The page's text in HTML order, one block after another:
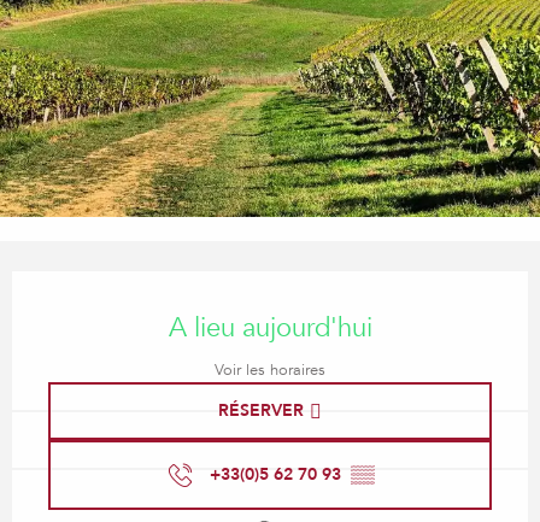
A lieu aujourd'hui
Voir les horaires
RÉSERVER
+33(0)5 62 70 93 ▒▒